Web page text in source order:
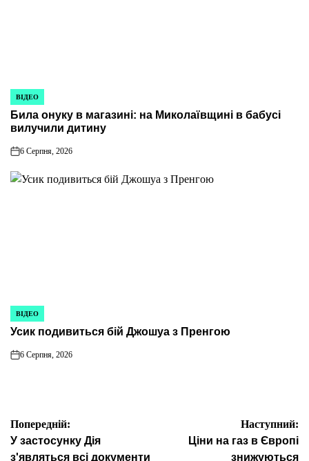
ОПУБЛІКУВАТИ
У
ВІДЕО
Била онуку в магазині: на Миколаївщині в бабусі
вилучили дитину
on
6 Серпня, 2026
ОПУБЛІКУВАТИ
У
ВІДЕО
Усик подивиться бій Джошуа з Пренгою
on
6 Серпня, 2026
Навігація
Попередній:
У застосунку Дія
з'являться всі документи
Наступний:
Ціни на газ в Європі
знижуються